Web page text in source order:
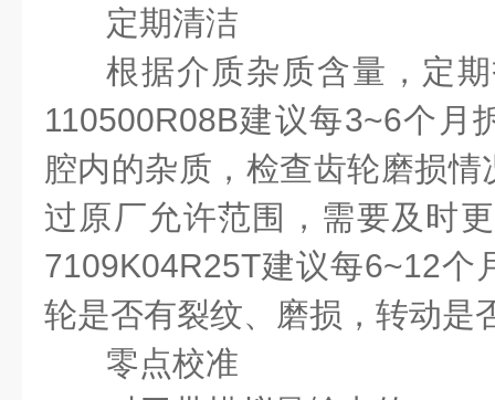
定期清洁
根据介质杂质含量，定
110500R08B建议每3~6个月
腔内的杂质，检查齿轮磨损
过原厂允许范围，需要及时
7109K04R25T建议每6~12个
轮是否有裂纹、磨损，转动是
零点校准